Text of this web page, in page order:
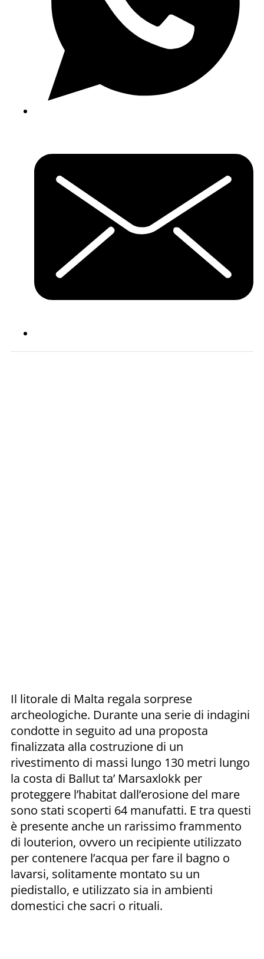
Il litorale di Malta regala sorprese
archeologiche. Durante una serie di indagini
condotte in seguito ad una proposta
finalizzata alla costruzione di un
rivestimento di massi lungo 130 metri lungo
la costa di Ballut ta’ Marsaxlokk per
proteggere l’habitat dall’erosione del mare
sono stati scoperti 64 manufatti. E tra questi
è presente anche un rarissimo frammento
di louterion, ovvero un recipiente utilizzato
per contenere l’acqua per fare il bagno o
lavarsi, solitamente montato su un
piedistallo, e utilizzato sia in ambienti
domestici che sacri o rituali.